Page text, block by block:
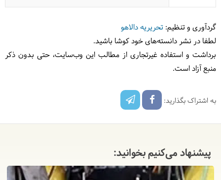
گردآوری و تنظیم: تحریریه دالاهو
لطفا در نشر دانسته‌های خود کوشا باشید.
برداشت و استفاده غیرتجاری از مطالب این وب‌سایت، حتی بدون ذکر
منبع آزاد است.
به اشتراک بگذارید:
پیشنهاد می‌کنیم بخوانید: